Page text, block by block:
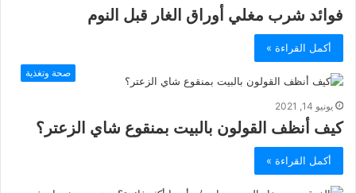
فوائد شرب مغلي أوراق الغار قبل النوم
أكمل القراءة »
صحة وتغذية
يونيو 14, 2021
كيف أنظف القولون بالبيت بمنقوع شاي الزعتر؟
أكمل القراءة »